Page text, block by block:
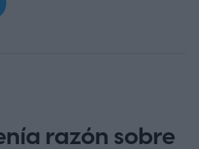
así como apps populares
razón sobre